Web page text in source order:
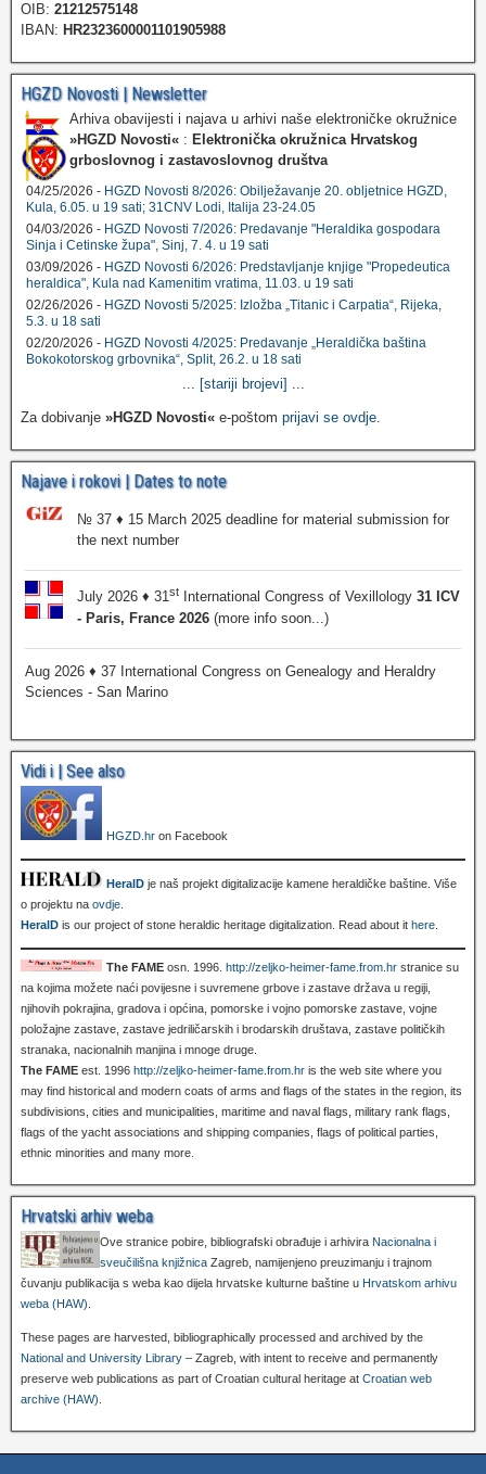
OIB: 21212575148
IBAN: HR2323600001101905988
HGZD Novosti | Newsletter
Arhiva obavijesti i najava u arhivi naše elektroničke okružnice
»HGZD Novosti« : Elektronička okružnica Hrvatskog
grboslovnog i zastavoslovnog društva
04/25/2026 - HGZD Novosti 8/2026: Obilježavanje 20. obljetnice HGZD,
Kula, 6.05. u 19 sati; 31CNV Lodi, Italija 23-24.05
04/03/2026 - HGZD Novosti 7/2026: Predavanje "Heraldika gospodara
Sinja i Cetinske župa", Sinj, 7. 4. u 19 sati
03/09/2026 - HGZD Novosti 6/2026: Predstavljanje knjige "Propedeutica
heraldica", Kula nad Kamenitim vratima, 11.03. u 19 sati
02/26/2026 - HGZD Novosti 5/2025: Izložba „Titanic i Carpatia“, Rijeka,
5.3. u 18 sati
02/20/2026 - HGZD Novosti 4/2025: Predavanje „Heraldička baština
Bokokotorskog grbovnika“, Split, 26.2. u 18 sati
... [stariji brojevi] ...
Za dobivanje »HGZD Novosti« e-poštom prijavi se ovdje.
Najave i rokovi | Dates to note
№ 37 ♦ 15 March 2025 deadline for material submission for
the next number
July 2026 ♦ 31st International Congress of Vexillology 31 ICV
- Paris, France 2026 (more info soon...)
Aug 2026 ♦ 37 International Congress on Genealogy and Heraldry
Sciences - San Marino
Vidi i | See also
HGZD.hr on Facebook
HeralD je naš projekt digitalizacije kamene heraldičke baštine. Više
o projektu na ovdje
HeralD is our project of stone heraldic heritage digitalization. Read about it here
The FAME osn. 1996. http://zeljko-heimer-fame.from.hr stranice su
na kojima možete naći povijesne i suvremene grbove i zastave država u regiji,
njihovih pokrajina, gradova i općina, pomorske i vojno pomorske zastave, vojne
položajne zastave, zastave jedriličarskih i brodarskih društava, zastave političkih
stranaka, nacionalnih manjina i mnoge druge.
The FAME est. 1996 http://zeljko-heimer-fame.from.hr is the web site where you
may find historical and modern coats of arms and flags of the states in the region, its
subdivisions, cities and municipalities, maritime and naval flags, military rank flags,
flags of the yacht associations and shipping companies, flags of political parties,
ethnic minorities and many more.
Hrvatski arhiv weba
Ove stranice pobire, bibliografski obrađuje i arhivira Nacionalna i
sveučilišna knjižnica Zagreb, namijenjeno preuzimanju i trajnom
čuvanju publikacija s weba kao dijela hrvatske kulturne baštine u Hrvatskom arhivu
weba (HAW)
These pages are harvested, bibliographically processed and archived by the
National and University Library – Zagreb, with intent to receive and permanently
preserve web publications as part of Croatian cultural heritage at Croatian web
archive (HAW)